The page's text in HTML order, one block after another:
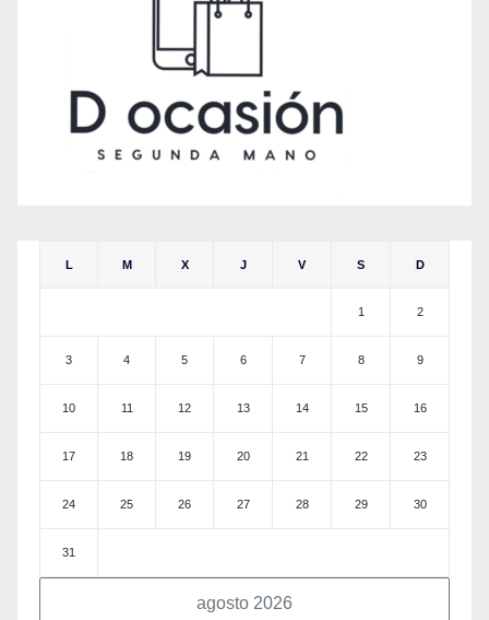
agosto 2026
L M X J V S D
1 2
3 4 5 6 7 8 9
10 11 12 13 14 15 16
17 18 19 20 21 22 23
24 25 26 27 28 29 30
31